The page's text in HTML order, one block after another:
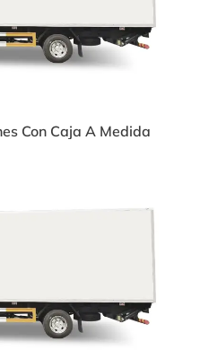
Con Caja A Medida